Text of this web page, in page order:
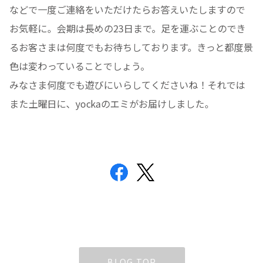
などで一度ご連絡をいただけたらお答えいたしますので
お気軽に。会期は長めの23日まで。足を運ぶことのでき
るお客さまは何度でもお待ちしております。きっと都度景
色は変わっていることでしょう。
みなさま何度でも遊びにいらしてくださいね！それでは
また土曜日に、yockaのエミがお届けしました。